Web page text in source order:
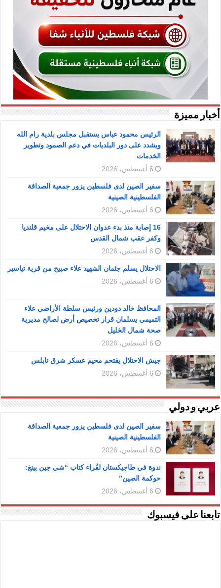
أخبار مميزة
الرئيس محمود عباس يستقبل مجلس بلدية رام الله
ويشدد على دور البلديات في دعم الصمود وتطوير
الخدمات
6 أغسطس، 2026
سفير الصين لدى فلسطين يزور جمعية الصداقة
الفلسطينية الصينية
6 أغسطس، 2026
16 إصابة منذ بدء عدوان الاحتلال على مخيم قلنديا
وكفر عقب شمال القدس
6 أغسطس، 2026
الاحتلال يسلم جثمان الشهيد علاء صبيح من قرية تياسير
6 أغسطس، 2026
المحافظ خالد دودين ورئيس سلطة الأراضي علاء
التميمي يسلمان قرار تخصيص أرض لصالح مديرية
صحة شمال الخليل
6 أغسطس، 2026
جيش الاحتلال يقتحم مخيم عسكر شرق نابلس
6 أغسطس، 2026
عربي و دولي
سفير الصين لدى فلسطين يزور جمعية الصداقة
الفلسطينية الصينية
6 أغسطس، 2026
ندوة في طاجيكستان لقُراء كتاب “شي جين بينغ:
حوكمة الصين”
6 أغسطس، 2026
تابعنا على فيسبوك